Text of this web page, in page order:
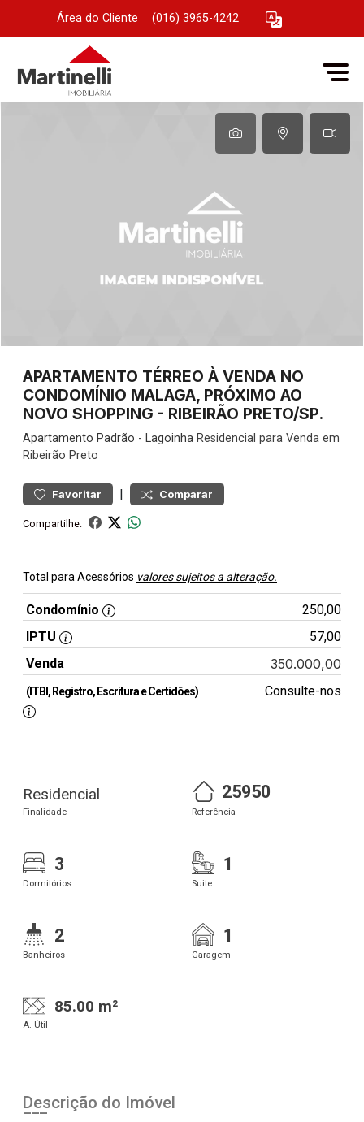
Área do Cliente (016) 3965-4242
APARTAMENTO TÉRREO À VENDA NO
CONDOMÍNIO MALAGA, PRÓXIMO AO
NOVO SHOPPING - RIBEIRÃO PRETO/SP.
Apartamento Padrão - Lagoinha Residencial para Venda em
Ribeirão Preto
Favoritar | Comparar
Compartilhe:
Total para Acessórios valores sujeitos a alteração.
Condomínio
250,00
IPTU
57,00
Venda
350.000,00
(ITBI, Registro, Escritura e Certidões) Consulte-nos
Residencial
Finalidade
25950
Referência
3
Dormitórios
1
Suite
2
Banheiros
1
Garagem
85.00 m²
A. Útil
Descrição do Imóvel